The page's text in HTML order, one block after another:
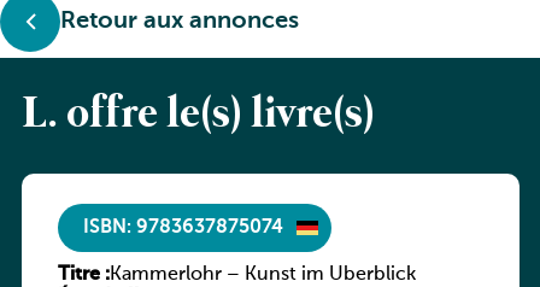
Retour aux annonces
L. offre le(s) livre(s)
ISBN: 9783637875074
Titre :Kammerlohr – Kunst im Überblick